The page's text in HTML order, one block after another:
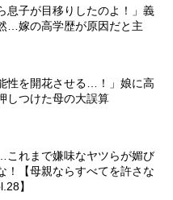
息子が目移りしたのよ！」義
…嫁の高学歴が原因だと主
性を開花させる…！」娘に高
しつけた母の大誤算
これまで嫌味なヤツらが媚び
！【母親ならすべてを許さな
】